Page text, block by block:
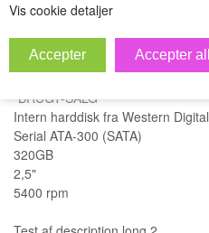
Vis cookie detaljer
*BRUGT-SALG*
Intern harddisk fra Western Digital
Serial ATA-300 (SATA)
320GB
2,5"
5400 rpm